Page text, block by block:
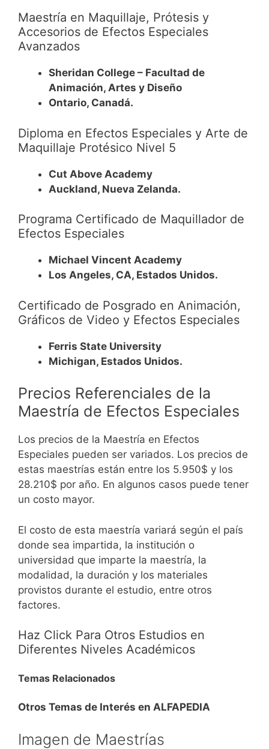
Maestría en Maquillaje, Prótesis y
Accesorios de Efectos Especiales
Avanzados
Sheridan College – Facultad de
Animación, Artes y Diseño
Ontario, Canadá.
Diploma en Efectos Especiales y Arte de
Maquillaje Protésico Nivel 5
Cut Above Academy
Auckland, Nueva Zelanda.
Programa Certificado de Maquillador de
Efectos Especiales
Michael Vincent Academy
Los Angeles, CA, Estados Unidos.
Certificado de Posgrado en Animación,
Gráficos de Video y Efectos Especiales
Ferris State University
Michigan, Estados Unidos.
Precios Referenciales de la
Maestría de Efectos Especiales
Los precios de la Maestría en Efectos
Especiales pueden ser variados. Los precios de
estas maestrías están entre los 5.950$ y los
28.210$ por año. En algunos casos puede tener
un costo mayor.
El costo de esta maestría variará según el país
donde sea impartida, la institución o
universidad que imparte la maestría, la
modalidad, la duración y los materiales
provistos durante el estudio, entre otros
factores.
Haz Click Para Otros Estudios en
Diferentes Niveles Académicos
Temas Relacionados
Otros Temas de Interés en ALFAPEDIA
Imagen de Maestrías